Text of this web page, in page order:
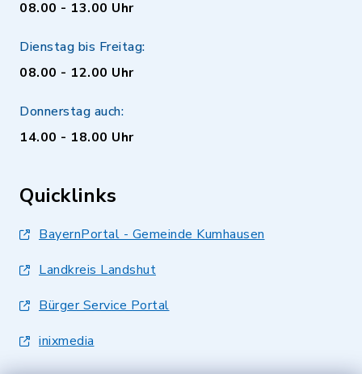
08.00 - 13.00 Uhr
Dienstag bis Freitag:
08.00 - 12.00 Uhr
Donnerstag auch:
14.00 - 18.00 Uhr
Quicklinks
BayernPortal - Gemeinde Kumhausen
Landkreis Landshut
Bürger Service Portal
inixmedia